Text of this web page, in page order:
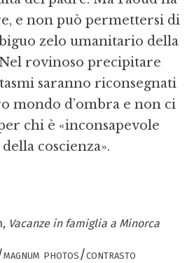
Vacanze in famiglia a Minorca
photos/contrasto
e non può permettersi di
zelo umanitario della
rovinoso precipitare
saranno riconsegnati
mondo d’ombra e non ci
chi è «inconsapevole
coscienza».